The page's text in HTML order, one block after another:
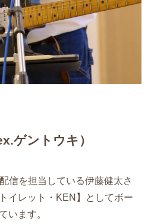
ゲントウキ）
信を担当している伊藤健太さ
イレット・KEN】としてボー
います。